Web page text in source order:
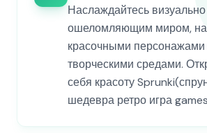
Наслаждайтесь визуально
ошеломляющим миром,
красочными персонажами
творческими средами.
себя красоту
шедевра ретро игра